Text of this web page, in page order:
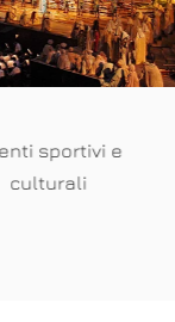
sportivi e
culturali